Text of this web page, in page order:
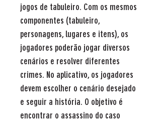
jogos de tabuleiro. Com os mesmos
componentes (tabuleiro,
personagens, lugares e itens), os
jogadores poderão jogar diversos
cenários e resolver diferentes
crimes. No aplicativo, os jogadores
devem escolher o cenário desejado
e seguir a história. O objetivo é
encontrar o assassino do caso